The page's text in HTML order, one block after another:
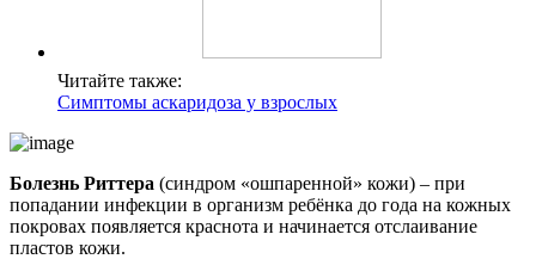
Читайте также:
Симптомы аскаридоза у взрослых
Болезнь Риттера (синдром «ошпаренной» кожи) – при
попадании инфекции в организм ребёнка до года на кожных
покровах появляется краснота и начинается отслаивание
пластов кожи.